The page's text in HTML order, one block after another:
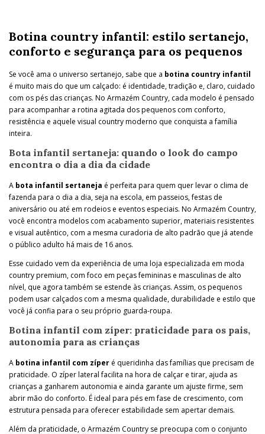
Botina country infantil: estilo sertanejo,
conforto e segurança para os pequenos
Se você ama o universo sertanejo, sabe que a botina country infantil
é muito mais do que um calçado: é identidade, tradição e, claro, cuidado
com os pés das crianças. No Armazém Country, cada modelo é pensado
para acompanhar a rotina agitada dos pequenos com conforto,
resistência e aquele visual country moderno que conquista a família
inteira.
Bota infantil sertaneja: quando o look do campo
encontra o dia a dia da cidade
A bota infantil sertaneja é perfeita para quem quer levar o clima de
fazenda para o dia a dia, seja na escola, em passeios, festas de
aniversário ou até em rodeios e eventos especiais. No Armazém Country,
você encontra modelos com acabamento superior, materiais resistentes
e visual autêntico, com a mesma curadoria de alto padrão que já atende
o público adulto há mais de 16 anos.
Esse cuidado vem da experiência de uma loja especializada em moda
country premium, com foco em peças femininas e masculinas de alto
nível, que agora também se estende às crianças. Assim, os pequenos
podem usar calçados com a mesma qualidade, durabilidade e estilo que
você já confia para o seu próprio guarda-roupa.
Botina infantil com zíper: praticidade para os pais,
autonomia para as crianças
A botina infantil com zíper é queridinha das famílias que precisam de
praticidade. O zíper lateral facilita na hora de calçar e tirar, ajuda as
crianças a ganharem autonomia e ainda garante um ajuste firme, sem
abrir mão do conforto. É ideal para pés em fase de crescimento, com
estrutura pensada para oferecer estabilidade sem apertar demais.
Além da praticidade, o Armazém Country se preocupa com o conjunto